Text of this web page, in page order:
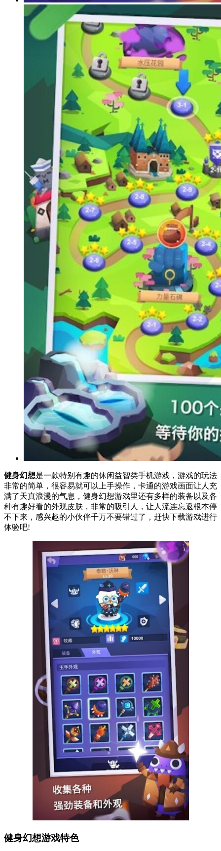
健身幻想是一款特别有趣的休闲益智类手机游戏，游戏的玩法
非常的简单，很容易就可以上手操作，卡通的游戏画面让人充
满了天真浪漫的气息，健身幻想游戏里还有多样的装备以及各
种有趣好看的外观皮肤，非常的吸引人，让人流连忘返根本停
不下来，感兴趣的小伙伴千万不要错过了，赶快下载游戏进行
体验吧!
健身幻想游戏特色